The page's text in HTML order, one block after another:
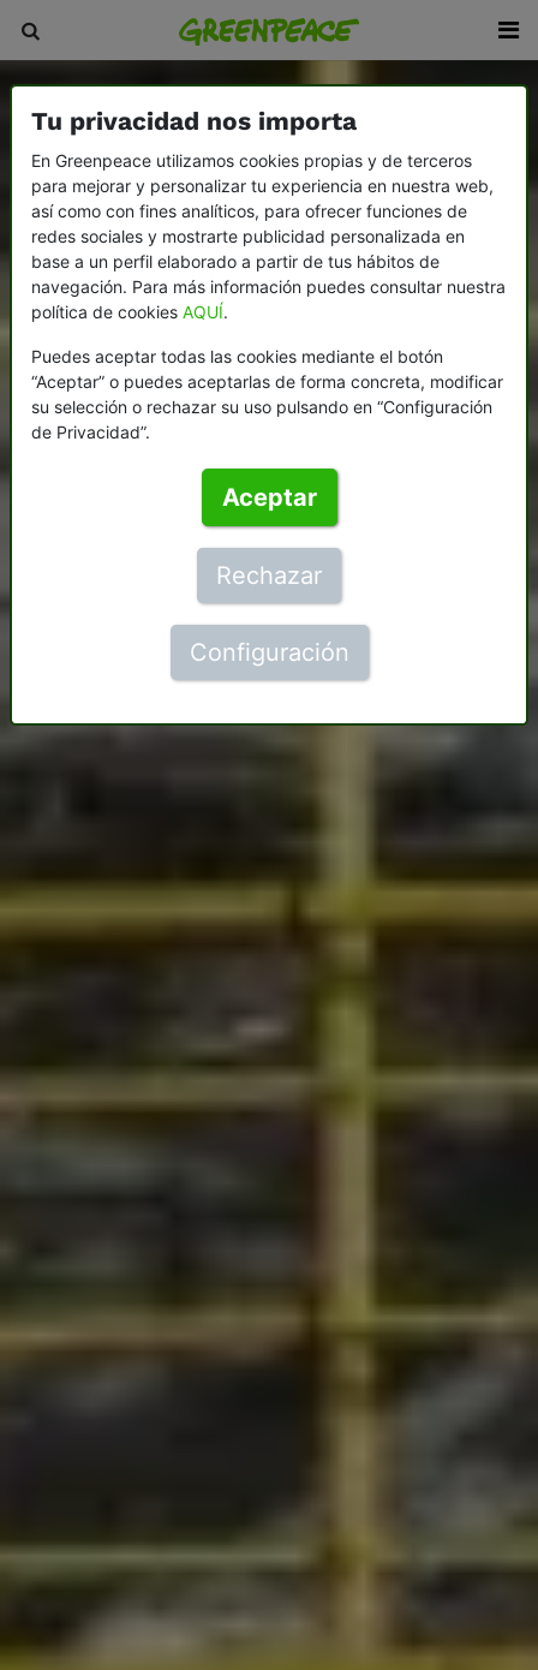
Tu privacidad nos importa
En Greenpeace utilizamos cookies propias y de terceros
para mejorar y personalizar tu experiencia en nuestra web,
así como con fines analíticos, para ofrecer funciones de
redes sociales y mostrarte publicidad personalizada en
base a un perfil elaborado a partir de tus hábitos de
navegación. Para más información puedes consultar nuestra
política de cookies AQUÍ.
Puedes aceptar todas las cookies mediante el botón
“Aceptar” o puedes aceptarlas de forma concreta, modificar
su selección o rechazar su uso pulsando en “Configuración
de Privacidad”.
Aceptar
Rechazar
Configuración